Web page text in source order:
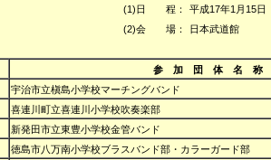
(1)日 程：
平成17年1月15日
(2)会 場：
日本武道館
参 加 団 体 名 称
宇治市立槇島小学校マーチングバンド
喜連川町立喜連川小学校吹奏楽部
新発田市立東豊小学校金管バンド
徳島市八万南小学校ブラスバンド部・カラーガード部